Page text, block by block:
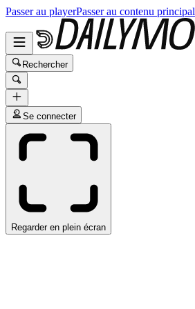
Passer au playerPasser au contenu principal
Rechercher
Se connecter
Regarder en plein écran